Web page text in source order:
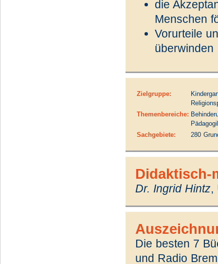
die
Menschen
Vorurteile
überwinden
Zielgruppe:
Themenbereiche:
Sachgebiete:
280
Didaktisch-
Dr. Ingrid Hintz,
Die besten 7
und Radio